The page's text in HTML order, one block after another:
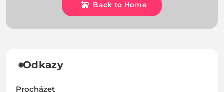
Back to Home
Odkazy
Procházet